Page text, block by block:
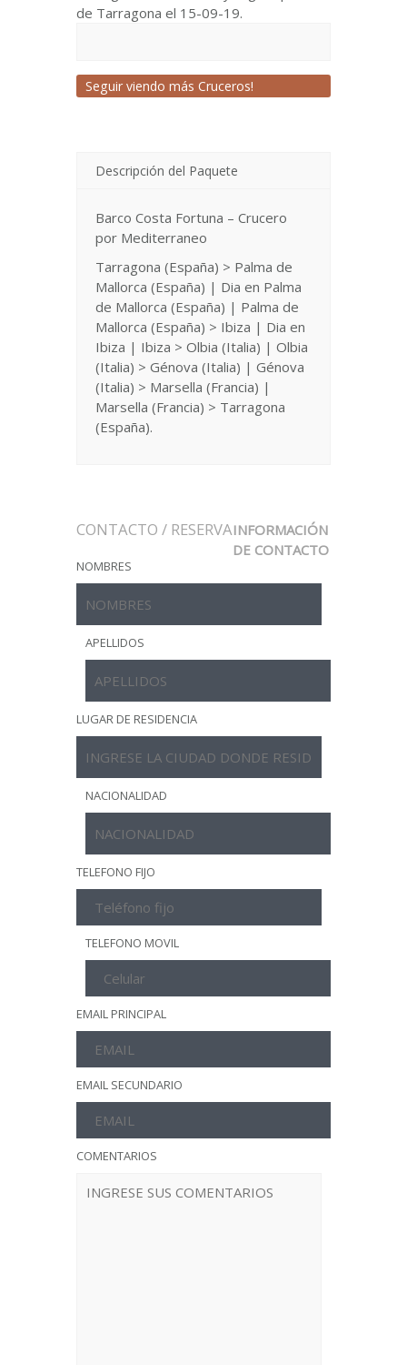
de Tarragona el 15-09-19.
Seguir viendo más Cruceros!
Descripción del Paquete
Barco Costa Fortuna – Crucero
por Mediterraneo
Tarragona (España) > Palma de
Mallorca (España) | Dia en Palma
de Mallorca (España) | Palma de
Mallorca (España) > Ibiza | Dia en
Ibiza | Ibiza > Olbia (Italia) | Olbia
(Italia) > Génova (Italia) | Génova
(Italia) > Marsella (Francia) |
Marsella (Francia) > Tarragona
(España).
CONTACTO / RESERVAINFORMACIÓN
DE CONTACTO
NOMBRES
APELLIDOS
LUGAR DE RESIDENCIA
NACIONALIDAD
TELEFONO FIJO
TELEFONO MOVIL
EMAIL PRINCIPAL
EMAIL SECUNDARIO
COMENTARIOS